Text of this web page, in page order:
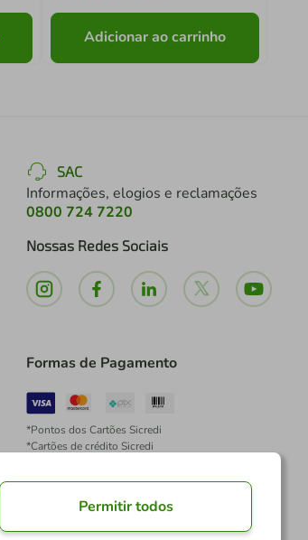
Adicionar ao carrinho
SAC
Informações, elogios e reclamações
0800 724 7220
Nossas Redes Sociais
Formas de Pagamento
*Pontos dos Cartões Sicredi
*Cartões de crédito Sicredi
*É vedada a cobrança de preço superior, valor ou
Permitir todos